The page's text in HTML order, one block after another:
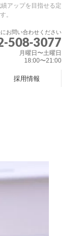
アップを目指せる定
。
お問い合わせください
508-3077
月曜日〜土曜日
18:00〜21:00
採用情報